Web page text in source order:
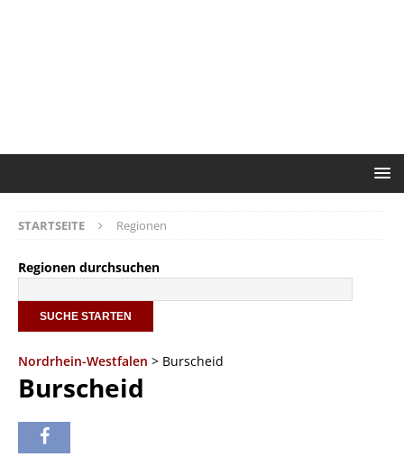
STARTSEITE Regionen
Regionen durchsuchen
Nordrhein-Westfalen > Burscheid
Burscheid